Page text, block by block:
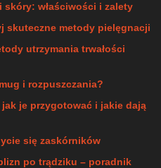
właściwości i zalety
skuteczne metody pielęgnacji
utrzymania trwałości
i rozpuszczania?
jak je przygotować i jakie dają
się zaskórników
po trądziku – poradnik